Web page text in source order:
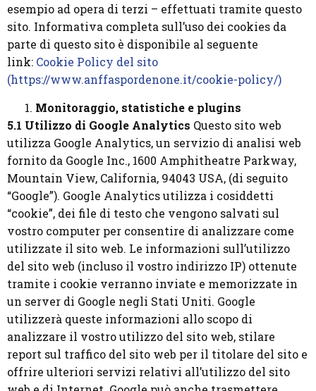
esempio ad opera di terzi – effettuati tramite questo
sito. Informativa completa sull’uso dei cookies da
parte di questo sito è disponibile al seguente
link: Cookie Policy del sito
(https://www.anffaspordenone.it/cookie-policy/)
Monitoraggio, statistiche e plugins
5.1 Utilizzo di Google Analytics Questo sito web
utilizza Google Analytics, un servizio di analisi web
fornito da Google Inc., 1600 Amphitheatre Parkway,
Mountain View, California, 94043 USA, (di seguito
“Google”). Google Analytics utilizza i cosiddetti
“cookie”, dei file di testo che vengono salvati sul
vostro computer per consentire di analizzare come
utilizzate il sito web. Le informazioni sull’utilizzo
del sito web (incluso il vostro indirizzo IP) ottenute
tramite i cookie verranno inviate e memorizzate in
un server di Google negli Stati Uniti. Google
utilizzerà queste informazioni allo scopo di
analizzare il vostro utilizzo del sito web, stilare
report sul traffico del sito web per il titolare del sito e
offrire ulteriori servizi relativi all’utilizzo del sito